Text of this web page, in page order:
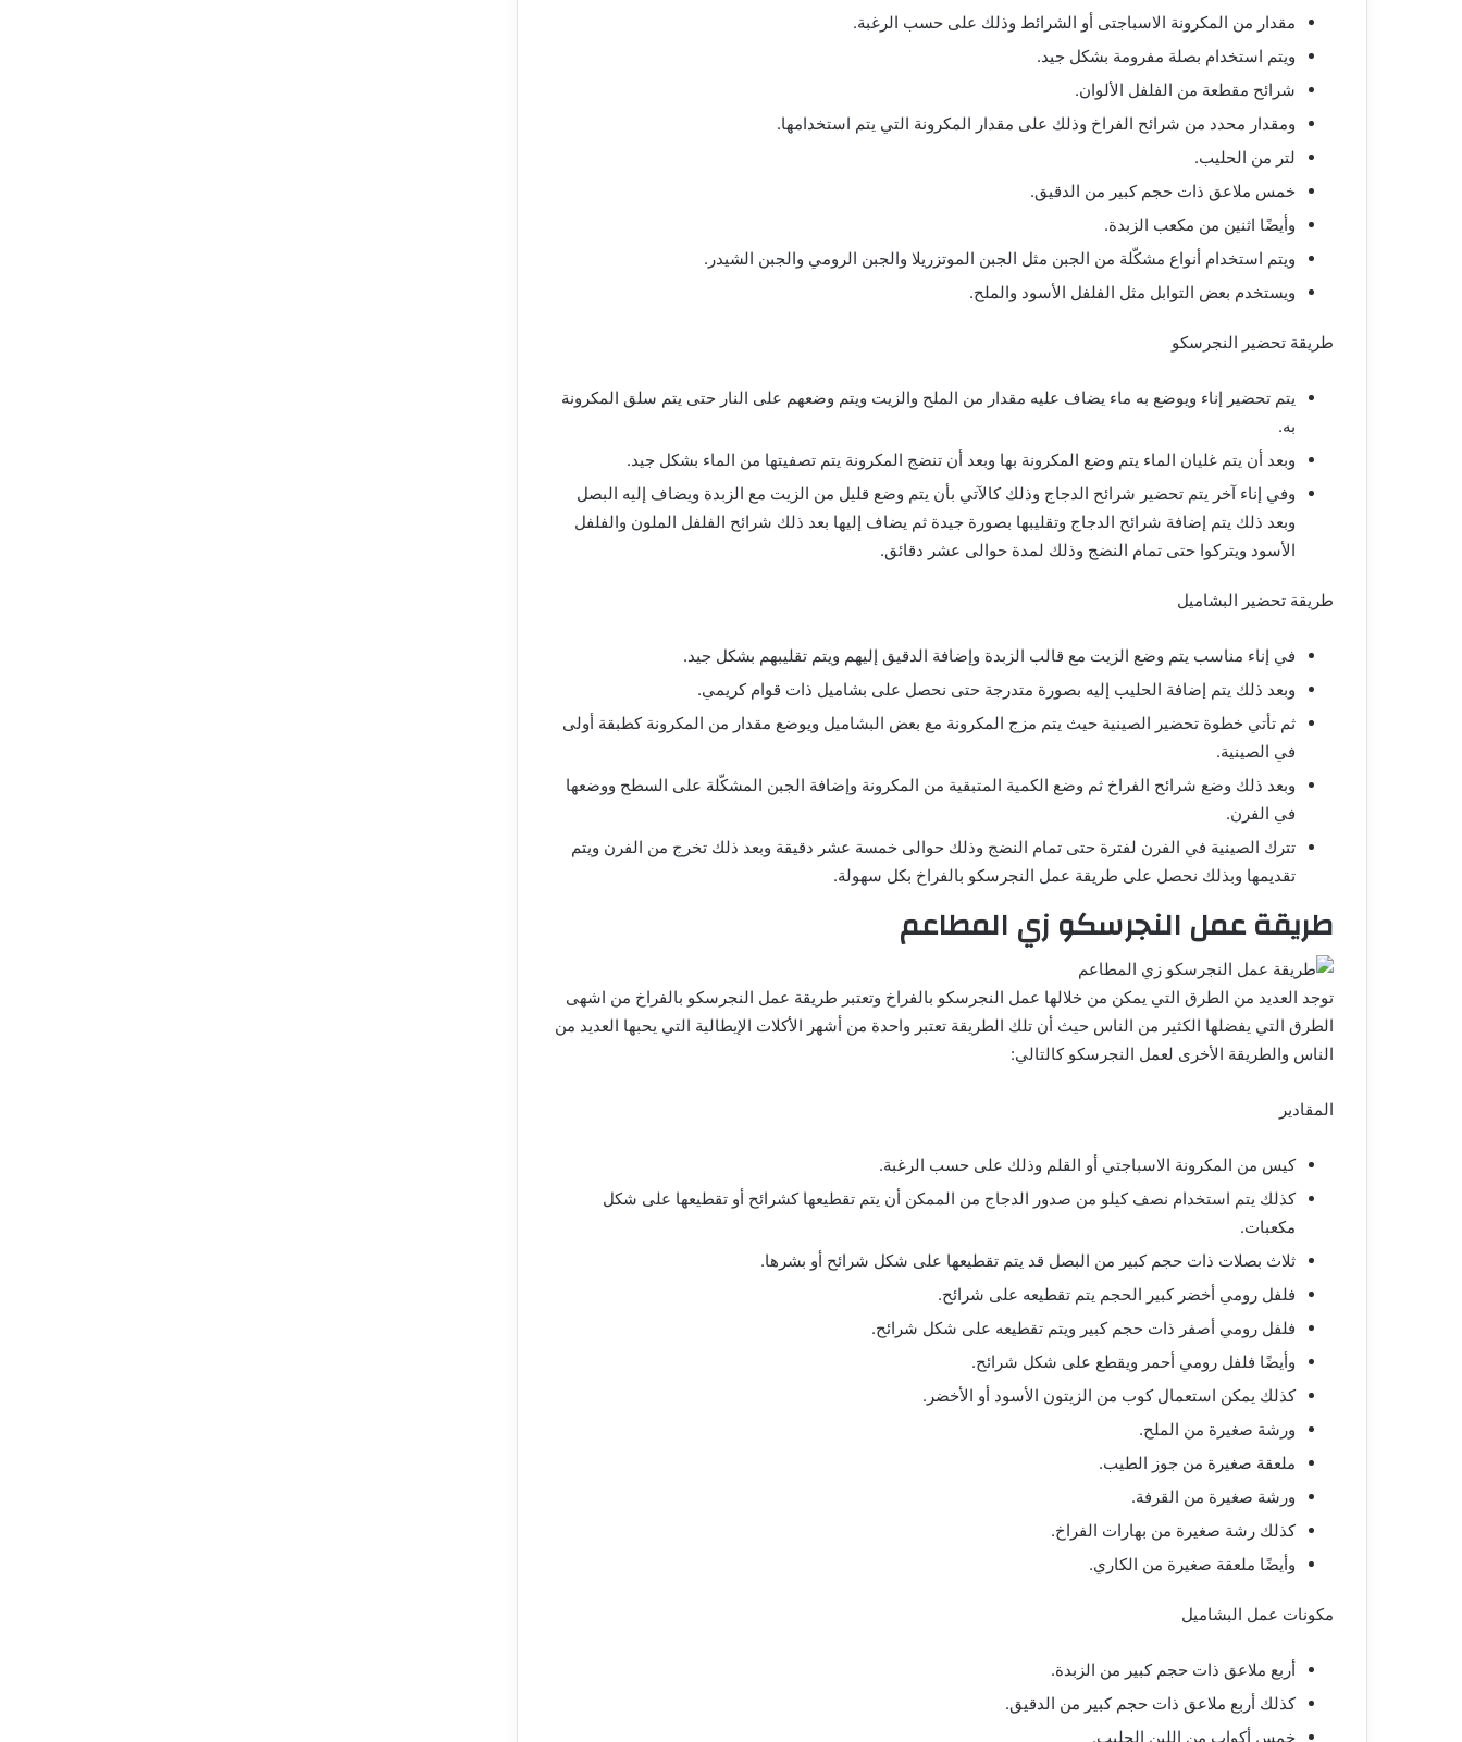
مقدار من المكرونة الاسباجتى أو الشرائط وذلك على حسب الرغبة.
ويتم استخدام بصلة مفرومة بشكل جيد.
شرائح مقطعة من الفلفل الألوان.
ومقدار محدد من شرائح الفراخ وذلك على مقدار المكرونة التي يتم استخدامها.
لتر من الحليب.
خمس ملاعق ذات حجم كبير من الدقيق.
وأيضًا اثنين من مكعب الزبدة.
ويتم استخدام أنواع مشكّلة من الجبن مثل الجبن الموتزريلا والجبن الرومي والجبن الشيدر.
ويستخدم بعض التوابل مثل الفلفل الأسود والملح.
طريقة تحضير النجرسكو
يتم تحضير إناء ويوضع به ماء يضاف عليه مقدار من الملح والزيت ويتم وضعهم على النار حتى يتم سلق المكرونة
به.
وبعد أن يتم غليان الماء يتم وضع المكرونة بها وبعد أن تنضج المكرونة يتم تصفيتها من الماء بشكل جيد.
وفي إناء آخر يتم تحضير شرائح الدجاج وذلك كالآتي بأن يتم وضع قليل من الزيت مع الزبدة ويضاف إليه البصل
وبعد ذلك يتم إضافة شرائح الدجاج وتقليبها بصورة جيدة ثم يضاف إليها بعد ذلك شرائح الفلفل الملون والفلفل
الأسود ويتركوا حتى تمام النضج وذلك لمدة حوالى عشر دقائق.
طريقة تحضير البشاميل
في إناء مناسب يتم وضع الزيت مع قالب الزبدة وإضافة الدقيق إليهم ويتم تقليبهم بشكل جيد.
وبعد ذلك يتم إضافة الحليب إليه بصورة متدرجة حتى نحصل على بشاميل ذات قوام كريمي.
ثم تأتي خطوة تحضير الصينية حيث يتم مزج المكرونة مع بعض البشاميل ويوضع مقدار من المكرونة كطبقة أولى
في الصينية.
وبعد ذلك وضع شرائح الفراخ ثم وضع الكمية المتبقية من المكرونة وإضافة الجبن المشكّلة على السطح ووضعها
في الفرن.
تترك الصينية في الفرن لفترة حتى تمام النضج وذلك حوالى خمسة عشر دقيقة وبعد ذلك تخرج من الفرن ويتم
تقديمها وبذلك نحصل على طريقة عمل النجرسكو بالفراخ بكل سهولة.
طريقة عمل النجرسكو زي المطاعم
توجد العديد من الطرق التي يمكن من خلالها عمل النجرسكو بالفراخ وتعتبر طريقة عمل النجرسكو بالفراخ من اشهى
الطرق التي يفضلها الكثير من الناس حيث أن تلك الطريقة تعتبر واحدة من أشهر الأكلات الإيطالية التي يحبها العديد من
الناس والطريقة الأخرى لعمل النجرسكو كالتالي:
المقادير
كيس من المكرونة الاسباجتي أو القلم وذلك على حسب الرغبة.
كذلك يتم استخدام نصف كيلو من صدور الدجاج من الممكن أن يتم تقطيعها كشرائح أو تقطيعها على شكل
مكعبات.
ثلاث بصلات ذات حجم كبير من البصل قد يتم تقطيعها على شكل شرائح أو بشرها.
فلفل رومي أخضر كبير الحجم يتم تقطيعه على شرائح.
فلفل رومي أصفر ذات حجم كبير ويتم تقطيعه على شكل شرائح.
وأيضًا فلفل رومي أحمر ويقطع على شكل شرائح.
كذلك يمكن استعمال كوب من الزيتون الأسود أو الأخضر.
ورشة صغيرة من الملح.
ملعقة صغيرة من جوز الطيب.
ورشة صغيرة من القرفة.
كذلك رشة صغيرة من بهارات الفراخ.
وأيضًا ملعقة صغيرة من الكاري.
مكونات عمل البشاميل
أربع ملاعق ذات حجم كبير من الزبدة.
كذلك أربع ملاعق ذات حجم كبير من الدقيق.
خمس أكواب من اللبن الحليب.